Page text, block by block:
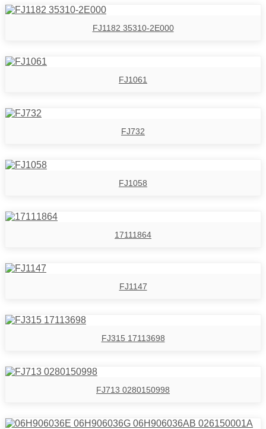
FJ1182 35310-2E000
FJ1061
FJ732
FJ1058
17111864
FJ1147
FJ315 17113698
FJ713 0280150998